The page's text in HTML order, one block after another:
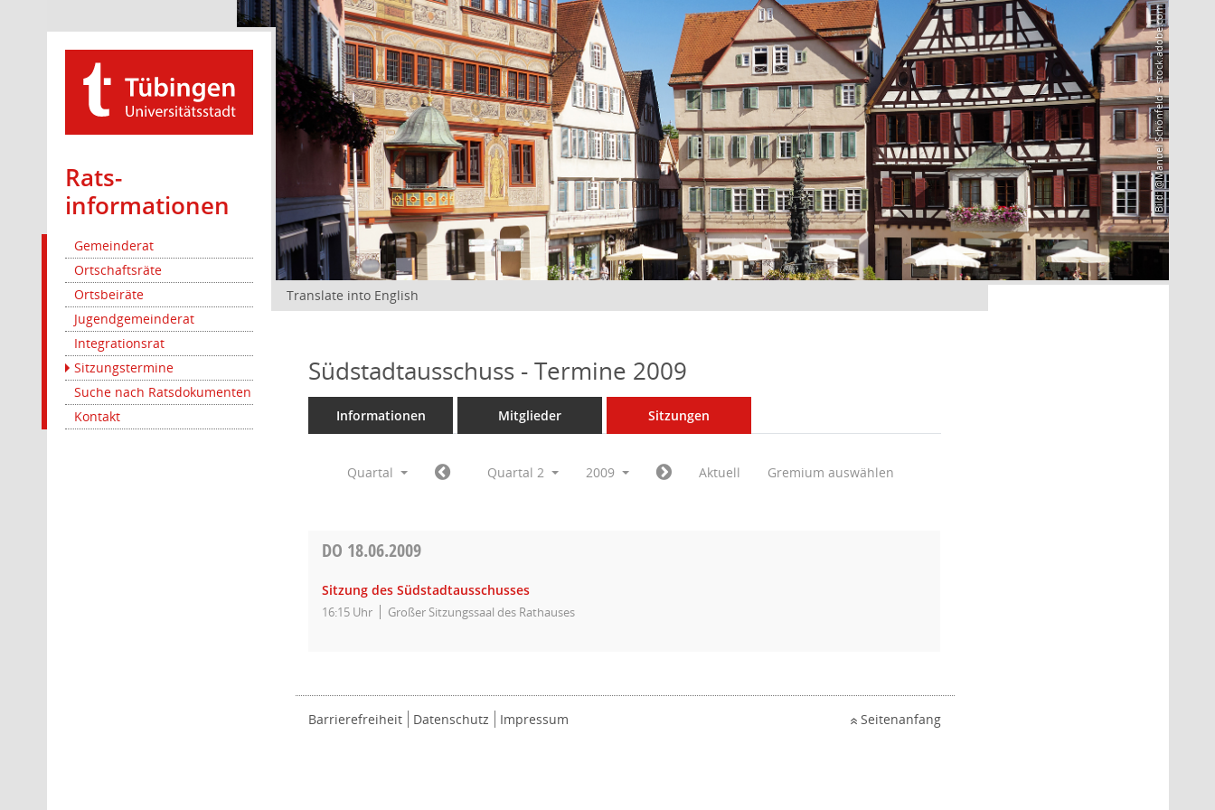
Rats­
informationen
Gemeinderat
Ortschaftsräte
Ortsbeiräte
Jugendgemeinderat
Integrationsrat
Sitzungstermine
Suche nach Ratsdokumenten
Kontakt
Bild: @Manuel Schönfeld – stock.adobe.com
Translate into English
Südstadtausschuss - Termine 2009
Informationen Mitglieder Sitzungen
Quartal Quartal 2 2009 Aktuell Gremium auswählen
DO 18.06.2009
Sitzung des Südstadtausschusses
16:15 Uhr Großer Sitzungssaal des Rathauses
Barrierefreiheit Datenschutz Impressum Seitenanfang